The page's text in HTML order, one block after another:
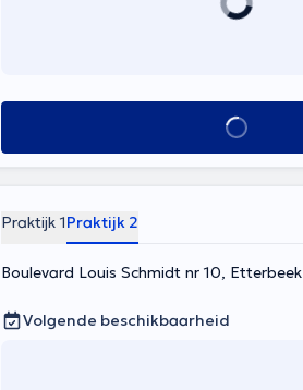
Alles zien
Praktijk 1Praktijk 2
Boulevard Louis Schmidt nr 10, Etterbeek
Volgende beschikbaarheid